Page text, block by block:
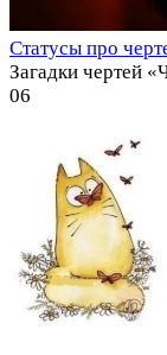
Статусы про
Загадки чертей
06